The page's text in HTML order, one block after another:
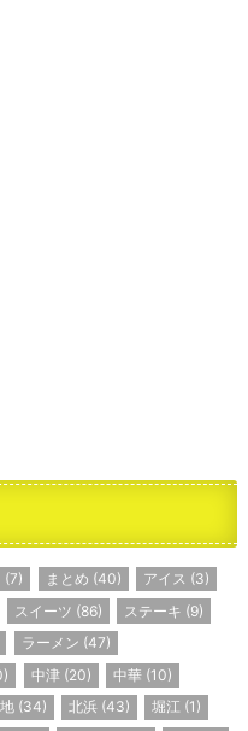
(7) まとめ (40) アイス (3)
スイーツ (86) ステーキ (9)
ラーメン (47)
中津(20) 中華(10)
(34) 北浜(43) 堀江 (1)